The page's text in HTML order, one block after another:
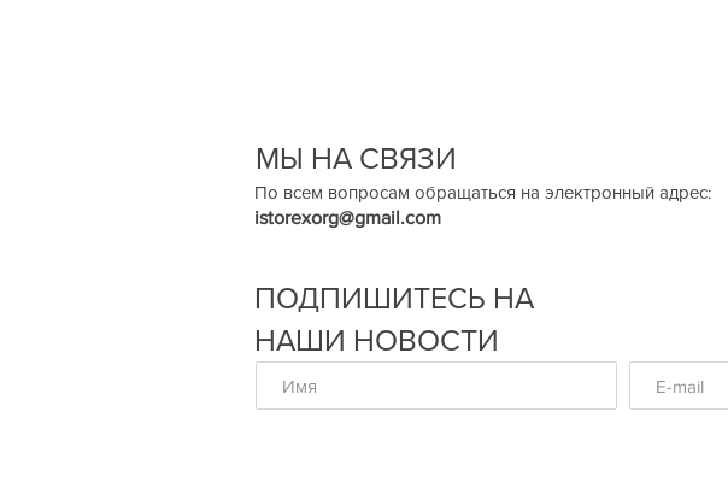
МЫ НА СВЯЗИ
По всем вопросам обращаться на электронный адрес:
istorexorg@gmail.com
ПОДПИШИТЕСЬ НА
НАШИ НОВОСТИ